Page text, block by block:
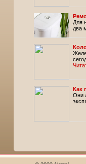
Для
два
Как
Они